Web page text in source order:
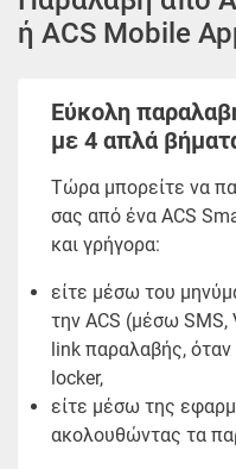
ή ACS Mobile
Εύκολη
με 4 απλά
Τώρα μπορείτε να
σας από ένα ACS
και γρήγορα:
είτε μέσω του
την ACS (μέσω
link παραλαβής,
locker,
είτε μέσω της
ακολουθώντας τα